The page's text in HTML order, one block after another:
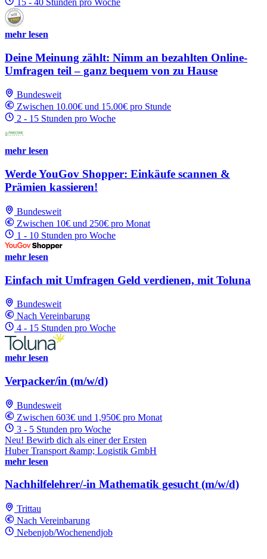
15 - 40 Stunden pro Woche
mehr lesen
Deine Meinung zählt: Nimm an bezahlten Online-
Umfragen teil – ganz bequem von zu Hause
Bundesweit
Zwischen 10.00€ und 15.00€ pro Stunde
2 - 15 Stunden pro Woche
mehr lesen
Werde YouGov Shopper: Einkäufe scannen &
Prämien kassieren!
Bundesweit
Zwischen 10€ und 250€ pro Monat
1 - 10 Stunden pro Woche
mehr lesen
Einfach mit Umfragen Geld verdienen, mit Toluna
Bundesweit
Nach Vereinbarung
4 - 15 Stunden pro Woche
mehr lesen
Verpacker/in (m/w/d)
Bundesweit
Zwischen 603€ und 1,950€ pro Monat
3 - 5 Stunden pro Woche
Neu! Bewirb dich als einer der Ersten
Huber Transport &amp; Logistik GmbH
mehr lesen
Nachhilfelehrer/-in Mathematik gesucht (m/w/d)
Trittau
Nach Vereinbarung
Nebenjob/Wochenendjob